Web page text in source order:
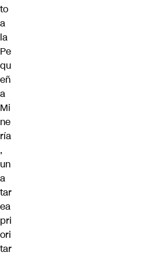
to
a
la
Pe
qu
eñ
a
Mi
ne
ría
,
un
a
tar
ea
pri
ori
tar